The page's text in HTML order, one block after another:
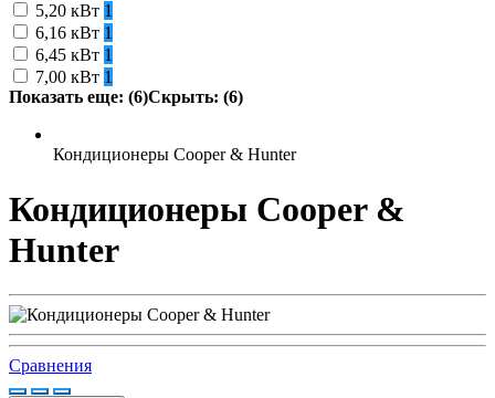
5,20 кВт 1
6,16 кВт 1
6,45 кВт 1
7,00 кВт 1
Показать еще: (6)Скрыть: (6)
Кондиционеры Cooper & Hunter
Кондиционеры Cooper &
Hunter
Сравнения